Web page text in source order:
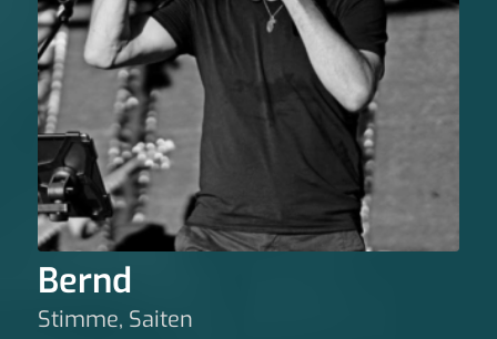
Bernd
Stimme, Saiten